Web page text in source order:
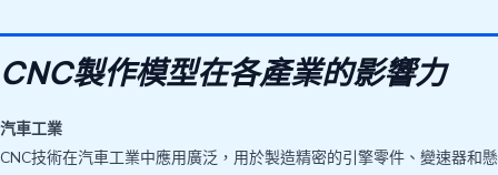
CNC製作模型在各產業的影響力
汽車工業
CNC技術在汽車工業中應用廣泛，用於製造精密的引擎零件、變速器和懸